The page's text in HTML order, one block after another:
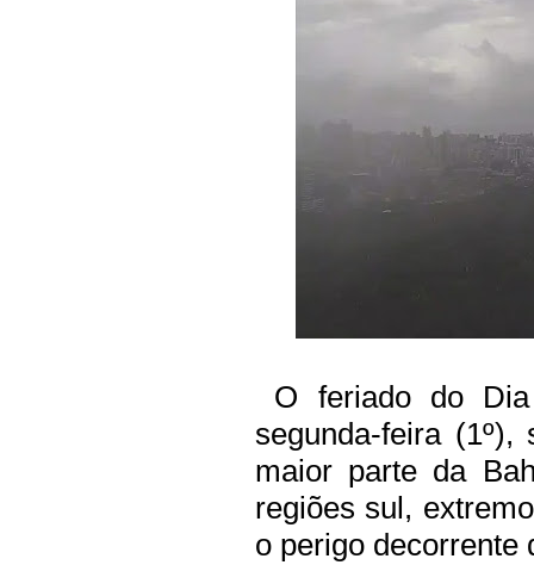
O feriado do
segunda-feira
maior parte da
regiões sul,
o perigo decorrente